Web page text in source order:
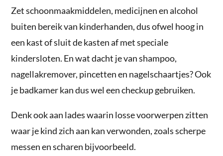
Zet schoonmaakmiddelen, medicijnen en alcohol
buiten bereik van kinderhanden, dus ofwel hoog in
een kast of sluit de kasten af met speciale
kindersloten. En wat dacht je van shampoo,
nagellakremover, pincetten en nagelschaartjes? Ook
je badkamer kan dus wel een checkup gebruiken.
Denk ook aan lades waarin losse voorwerpen zitten
waar je kind zich aan kan verwonden, zoals scherpe
messen en scharen bijvoorbeeld.